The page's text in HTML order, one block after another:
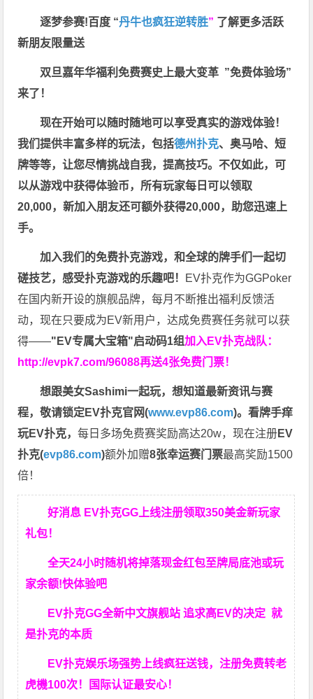
逐梦参赛!百度 “丹牛也疯狂逆转胜” 了解更多活跃
新朋友限量送
双旦嘉年华福利免费赛史上最大变革 ”免费体验场”
来了！
现在开始可以随时随地可以享受真实的游戏体验！
我们提供丰富多样的玩法，包括德州扑克、奥马哈、短
牌等等，让您尽情挑战自我，提高技巧。不仅如此， 可
以从游戏中获得体验币，所有玩家每日可以领取
20,000，新加入朋友还可额外获得20,000，助您迅速上
手。
加入我们的免费扑克游戏，和全球的牌手们一起切
磋技艺，感受扑克游戏的乐趣吧！ EV扑克作为GGPoker
在国内新开设的旗舰品牌，每月不断推出福利反馈活
动，现在只要成为EV新用户，达成免费赛任务就可以获
得——"EV专属大宝箱"启动码1组加入EV扑克战队：
http://evpk7.com/96088再送4张免费门票！
想跟美女Sashimi一起玩，想知道最新资讯与赛
程，敬请锁定EV扑克官网(www.evp86.com)。看牌手痒
玩EV扑克，每日多场免费赛奖励高达20w，现在注册EV
扑克(evp86.com)额外加赠8张幸运赛门票最高奖励1500
倍！
好消息 EV扑克GG上线注册领取350美金新玩家
礼包！
全天24小时随机将掉落现金红包至牌局底池或玩
家余额!快体验吧
EV扑克GG全新中文旗舰站 追求高EV的决定就
是扑克的本质
EV扑克娱乐场强势上线疯狂送钱，注册免费转老
虎機100次！国际认证最安心！